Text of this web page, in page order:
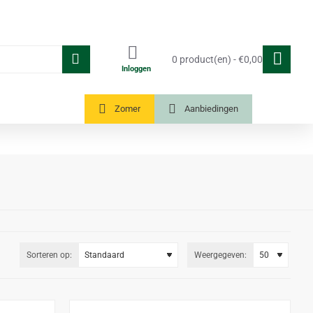
Inloggen
0 product(en) - €0,00
Zomer Aanbiedingen
Sorteren op: Weergegeven: